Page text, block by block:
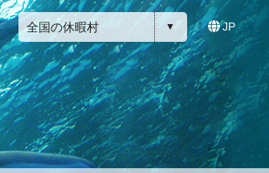
全国の休暇村 JP